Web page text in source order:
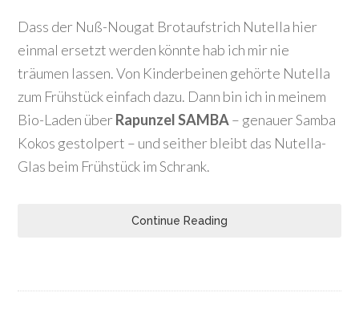
Dass der Nuß-Nougat Brotaufstrich Nutella hier
einmal ersetzt werden könnte hab ich mir nie
träumen lassen. Von Kinderbeinen gehörte Nutella
zum Frühstück einfach dazu. Dann bin ich in meinem
Bio-Laden überRapunzel SAMBA– genauer Samba
Kokos gestolpert – und seither bleibt das Nutella-
Glas beim Frühstück im Schrank.
Continue Reading